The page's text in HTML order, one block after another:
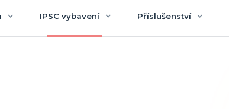
IPSC vybavení Příslušenství